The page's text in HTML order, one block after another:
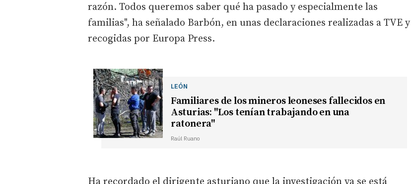
razón. Todos queremos saber qué ha pasado y especialmente las
familias", ha señalado Barbón, en unas declaraciones realizadas a TVE y
recogidas por Europa Press.
LEÓN
Familiares de los mineros leoneses fallecidos en
Asturias: "Los tenían trabajando en una
ratonera"
Raúl Ruano